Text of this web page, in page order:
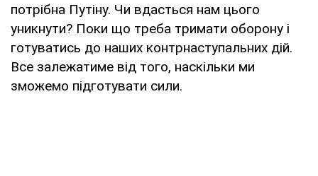
потрібна Путіну. Чи вдасться нам цього
уникнути? Поки що треба тримати оборону і
готуватись до наших контрнаступальних дій.
Все залежатиме від того, наскільки ми
зможемо підготувати сили.